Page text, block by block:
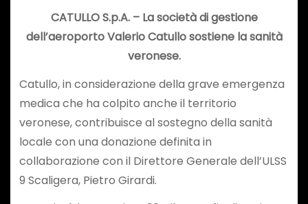
CATULLO S.p.A. – La società di gestione
dell’aeroporto Valerio Catullo sostiene la sanità
veronese.
Catullo, in considerazione della grave emergenza
medica che ha colpito anche il territorio
veronese, contribuisce al sostegno della sanità
locale con una donazione definita in
collaborazione con il Direttore Generale dell’ULSS
9 Scaligera, Pietro Girardi.